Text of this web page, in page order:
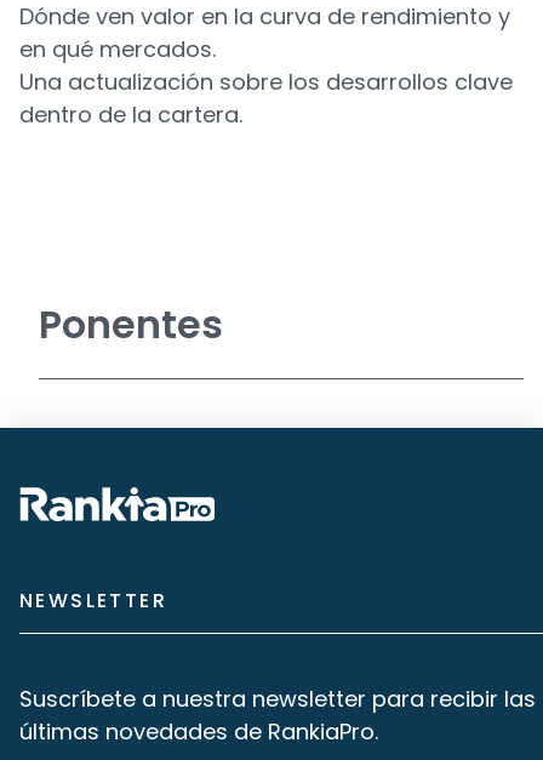
Dónde ven valor en la curva de rendimiento y
en qué mercados.
Una actualización sobre los desarrollos clave
dentro de la cartera.
Ponentes
NEWSLETTER
Suscríbete a nuestra newsletter para recibir las
últimas novedades de RankiaPro.